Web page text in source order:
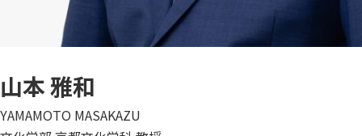
山本 雅和
YAMAMOTO MASAKAZU